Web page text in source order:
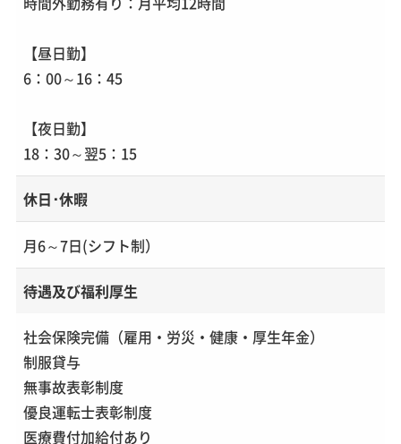
【昼日勤】
6：00～16：45
【夜日勤】
18：30～翌5：15
休日･休暇
月6～7日(シフト制）
待遇及び福利厚生
社会保険完備（雇用・労災・健康・厚生年金）
制服貸与
無事故表彰制度
優良運転士表彰制度
医療費付加給付あり